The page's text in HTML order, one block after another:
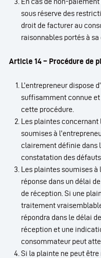
sous réserve des
droit de facturer au
raisonnables portés à
Article 14 – Procédure de
L’entrepreneur dispose
suffisamment connue
cette procédure.
Les plaintes concernant
soumises à
clairement définie dans
constatation des
Les plaintes soumises à
réponse dans un délai
de réception. Si une
traitement
répondra dans le délai
réception et une
consommateur peut
Si la plainte ne peut